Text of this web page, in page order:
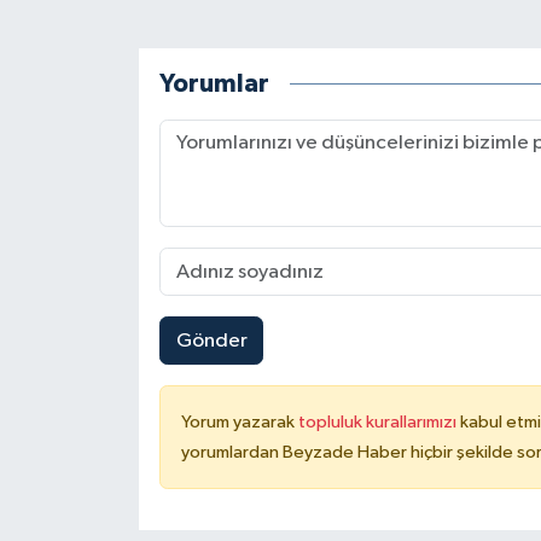
Yorumlar
Gönder
Yorum yazarak topluluk kurallarımızı kabul
yorumlardan Beyzade Haber hiçbir şekilde